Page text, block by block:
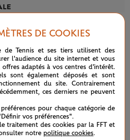
DU JOUEUR
le titre pour Mahut et Herbert !
arrachent une finale
marquants
DE COOKIES
de Tennis et ses tiers utilisent des
l'audience du site internet et vous
offres adaptés à vos centres d'intérêt.
sont également déposés et sont
du site. Contrairement
ces derniers ne peuvent
pour chaque catégorie de
vos préférences".
traitement des cookies par la FFT et
notre politique cookies.